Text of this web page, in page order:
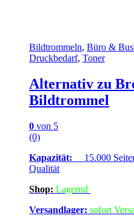
Bildtrommeln, Büro &
Druckbedarf, Toner
Alternativ zu
Bildtrommel
0 von 5
(0)
Kapazität: 15.000
Qualität
Shop: Lagernd
Versandlager: sofort